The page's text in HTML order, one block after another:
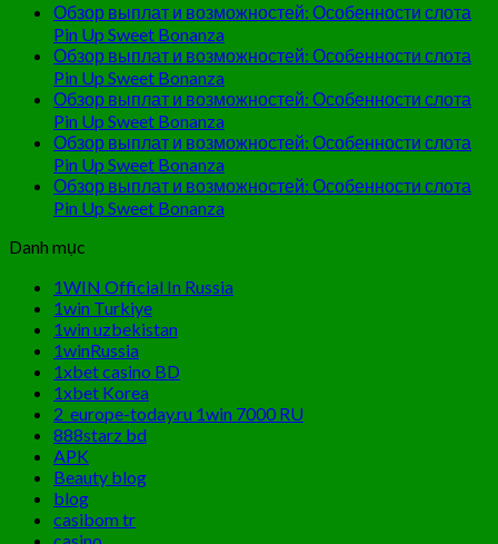
Обзор выплат и возможностей: Особенности слота
Pin Up Sweet Bonanza
Обзор выплат и возможностей: Особенности слота
Pin Up Sweet Bonanza
Обзор выплат и возможностей: Особенности слота
Pin Up Sweet Bonanza
Обзор выплат и возможностей: Особенности слота
Pin Up Sweet Bonanza
Обзор выплат и возможностей: Особенности слота
Pin Up Sweet Bonanza
Danh mục
1WIN Official In Russia
1win Turkiye
1win uzbekistan
1winRussia
1xbet casino BD
1xbet Korea
2_europe-today.ru 1win 7000 RU
888starz bd
APK
Beauty blog
blog
casibom tr